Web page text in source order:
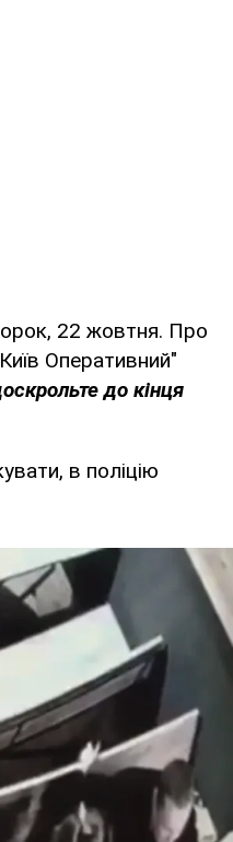
22 жовтня. Про
Оперативний"
до кінця
в поліцію